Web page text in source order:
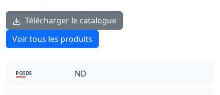
Télécharger le catalogue
Voir tous les produits
POIDS ND